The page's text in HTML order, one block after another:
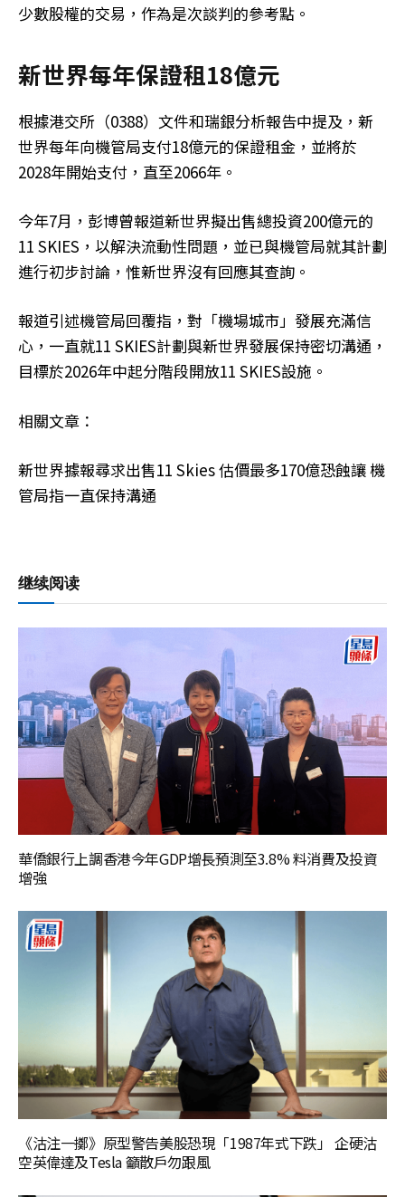
少數股權的交易，作為是次談判的參考點。
新世界每年保證租18億元
根據港交所（0388）文件和瑞銀分析報告中提及，新
世界每年向機管局支付18億元的保證租金，並將於
2028年開始支付，直至2066年。
今年7月，彭博曾報道新世界擬出售總投資200億元的
11 SKIES，以解決流動性問題，並已與機管局就其計劃
進行初步討論，惟新世界沒有回應其查詢。
報道引述機管局回覆指，對「機場城市」發展充滿信
心，一直就11 SKIES計劃與新世界發展保持密切溝通，
目標於2026年中起分階段開放11 SKIES設施。
相關文章：
新世界據報尋求出售11 Skies 估價最多170億恐蝕讓 機
管局指一直保持溝通
继续阅读
華僑銀行上調香港今年GDP增長預測至3.8% 料消費及投資
增強
《沽注一擲》原型警告美股恐現「1987年式下跌」 企硬沽
空英偉達及Tesla 籲散戶勿跟風